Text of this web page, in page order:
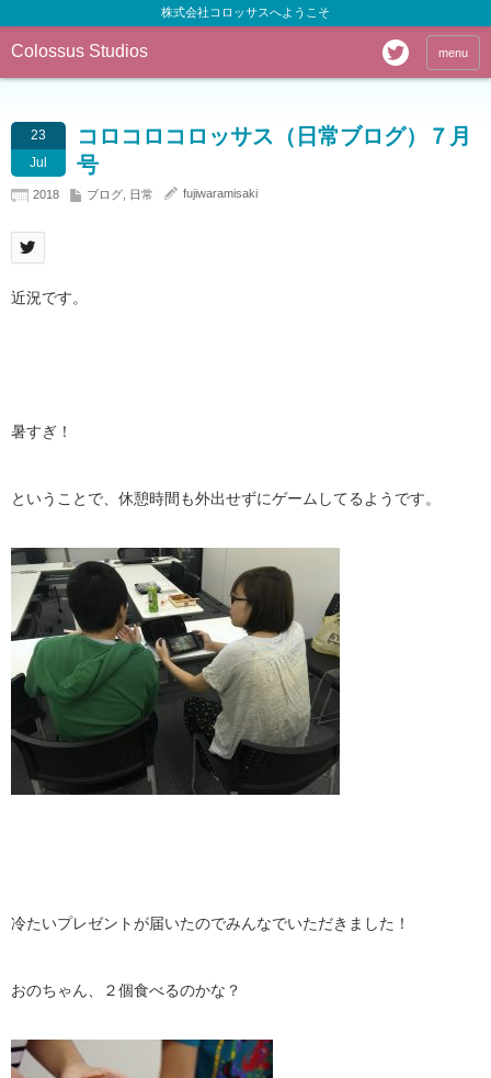
株式会社コロッサスへようこそ
Colossus Studios menu
23
Jul
コロコロコロッサス（日常ブログ）７月
号
2018 ブログ 日常 fujiwaramisaki
近況です。
暑すぎ！
ということで、休憩時間も外出せずにゲームしてるようです。
冷たいプレゼントが届いたのでみんなでいただきました！
おのちゃん、２個食べるのかな？